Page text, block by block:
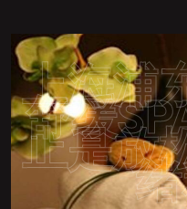
上海浦
舒缓
止是放